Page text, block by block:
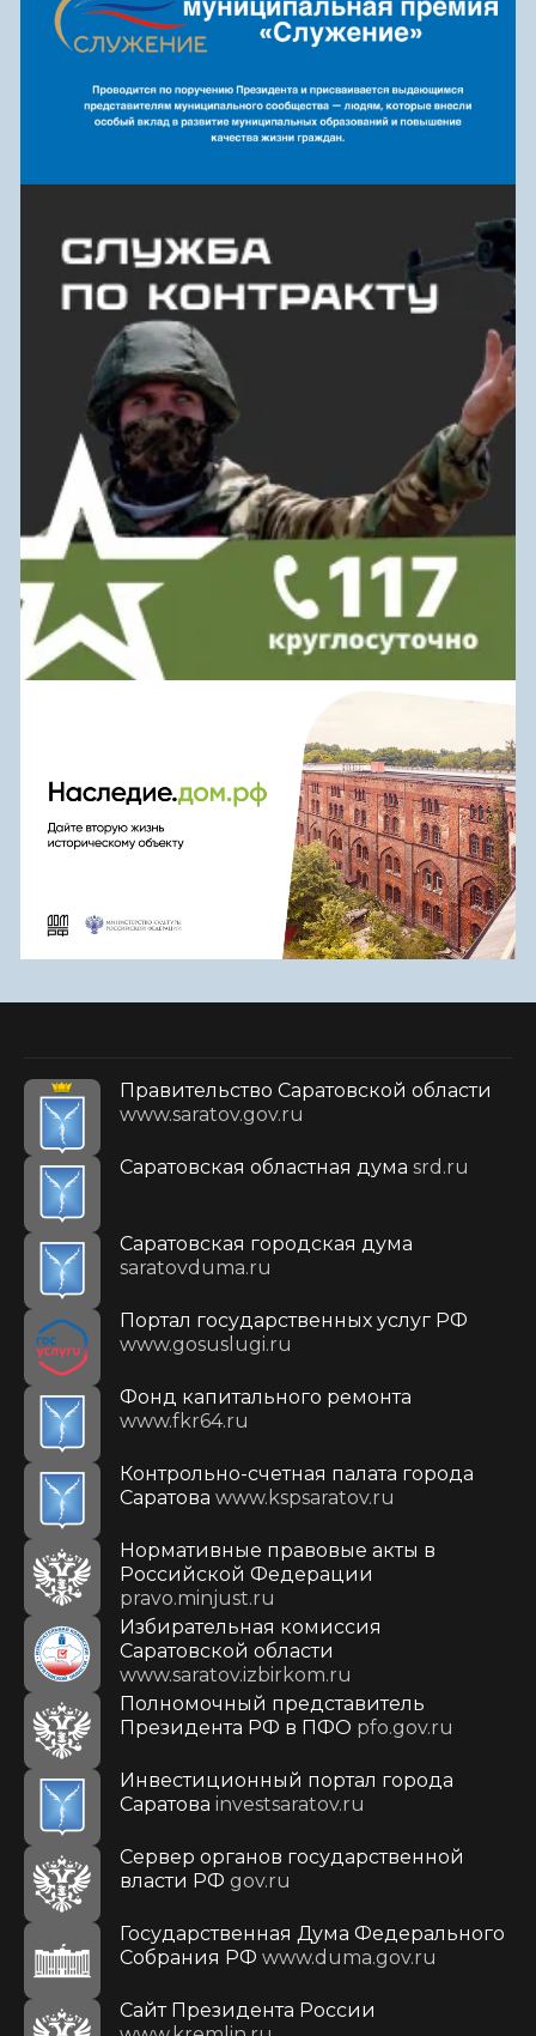
Правительство Саратовской области
www.saratov.gov.ru
Саратовская областная дума srd.ru
Саратовская городская дума
saratovduma.ru
Портал государственных услуг РФ
www.gosuslugi.ru
Фонд капитального ремонта
www.fkr64.ru
Контрольно-счетная палата города
Саратова www.kspsaratov.ru
Нормативные правовые акты в
Российской Федерации
pravo.minjust.ru
Избирательная комиссия
Саратовской области
www.saratov.izbirkom.ru
Полномочный представитель
Президента РФ в ПФО pfo.gov.ru
Инвестиционный портал города
Саратова investsaratov.ru
Сервер органов государственной
власти РФ gov.ru
Государственная Дума Федерального
Собрания РФ www.duma.gov.ru
Cайт Президента России